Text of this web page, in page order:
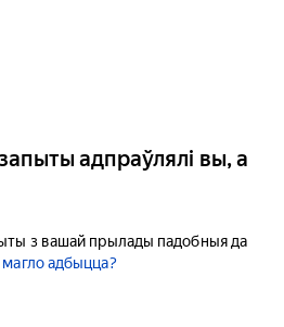
адпраўлялі вы, а
з вашай прылады падобныя да
адбыцца?